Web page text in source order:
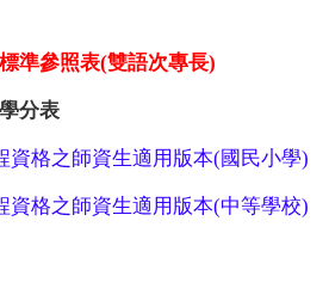
準參照表(雙語次專長)
分表
格之師資生適用版本(國民小學)
格之師資生適用版本(中等學校)